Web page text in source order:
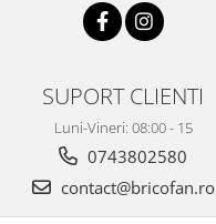
piese butelii de
& butelii
SUPORT CLIENTI
Luni-Vineri: 08:00 - 15
0743802580
contact@bricofan.ro